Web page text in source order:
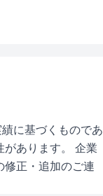
に基づくものであ
があります。 企業
修正・追加のご連